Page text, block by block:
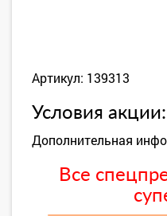
Артикул: 139313
Условия акции:
Дополнительная
Все